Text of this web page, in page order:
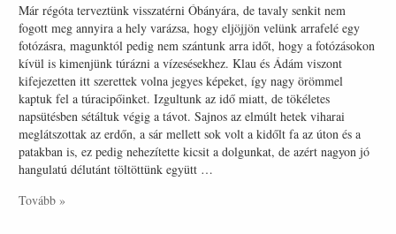
Már régóta terveztünk visszatérni Óbányára, de tavaly senkit nem
fogott meg annyira a hely varázsa, hogy eljöjjön velünk arrafelé egy
fotózásra, magunktól pedig nem szántunk arra időt, hogy a fotózásokon
kívül is kimenjünk túrázni a vízesésekhez. Klau és Ádám viszont
kifejezetten itt szerettek volna jegyes képeket, így nagy örömmel
kaptuk fel a túracipőinket. Izgultunk az idő miatt, de tökéletes
napsütésben sétáltuk végig a távot. Sajnos az elmúlt hetek viharai
meglátszottak az erdőn, a sár mellett sok volt a kidőlt fa az úton és a
patakban is, ez pedig nehezítette kicsit a dolgunkat, de azért nagyon jó
hangulatú délutánt töltöttünk együtt …
Tovább »